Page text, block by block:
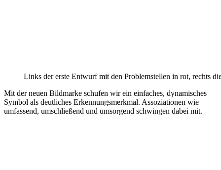
Links der erste Entwurf mit den Problemstellen in rot, rechts
Mit der neuen Bildmarke schufen wir ein einfaches, dynamisches
Symbol als deutliches Erkennungsmerkmal. Assoziationen wie
umfassend, umschließend und umsorgend schwingen dabei mit.